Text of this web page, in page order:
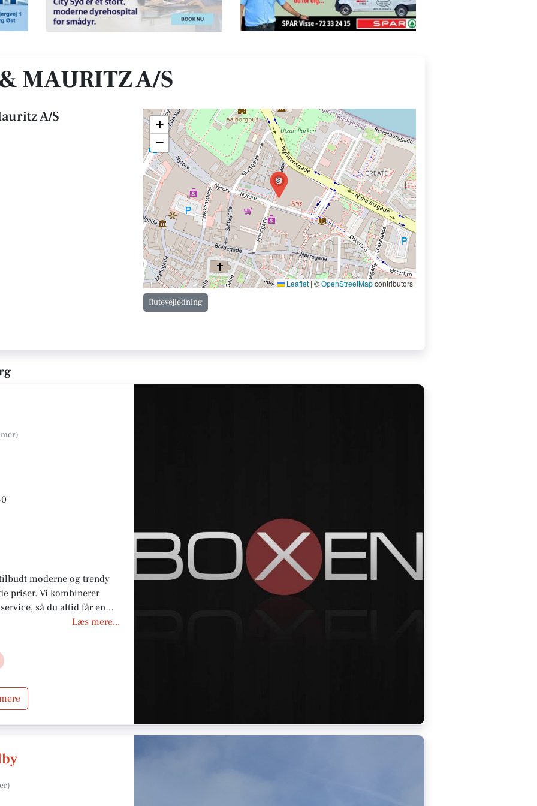
MAURITZ A/S
A/S
+
−
Leaflet | ©OpenStreetMapcontributors
Rutevejledning
moderne og trendy
priser. Vi kombinerer
så du altid får en
Læs mere...